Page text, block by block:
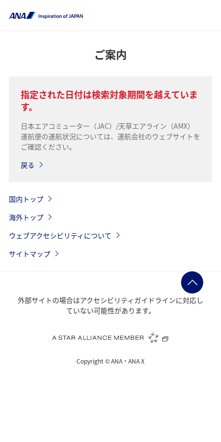
ご案内
指定された日付は検索対象期間を越えていま
す。
日本エアコミューター（JAC）/天草エアライン（AMX）
運航便の運航状況については、運航会社のウェブサイトを
ご確認ください。
戻る
国内トップ
海外トップ
ウェブアクセシビリティについて
サイトマップ
外部サイトの場合はアクセシビリティガイドラインに対応し
ていない可能性があります。
Copyright ©ANA・ANA X